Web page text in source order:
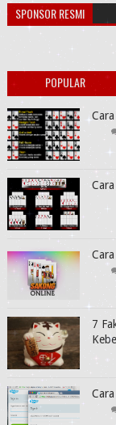
SPONSOR RESMI
POPULAR
7